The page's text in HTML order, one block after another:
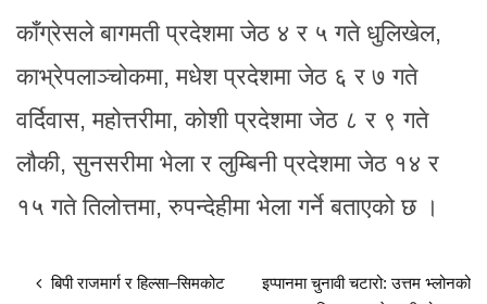
काँग्रेसले बागमती प्रदेशमा जेठ ४ र ५ गते धुलिखेल,
काभ्रेपलाञ्चोकमा, मधेश प्रदेशमा जेठ ६ र ७ गते
वर्दिवास, महोत्तरीमा, कोशी प्रदेशमा जेठ ८ र ९ गते
लौकी, सुनसरीमा भेला र लुम्बिनी प्रदेशमा जेठ १४ र
१५ गते तिलोत्तमा, रुपन्देहीमा भेला गर्ने बताएको छ ।
बिपी राजमार्ग र हिल्सा–सिमकोट
इप्पानमा चुनावी चटारो: उत्तम भ्लोनको